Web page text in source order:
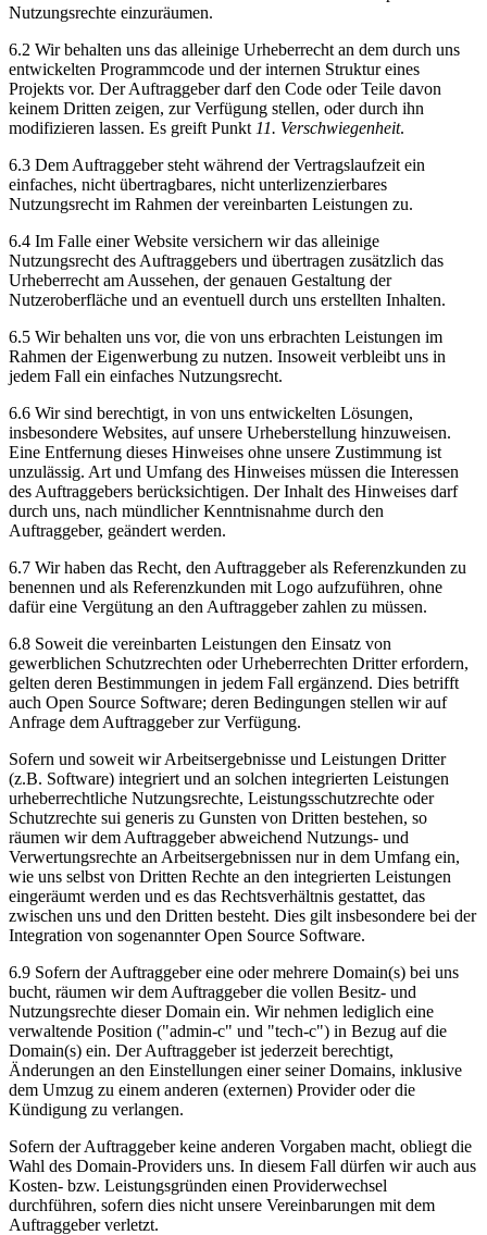
Nutzungsrechte einzuräumen.
6.2 Wir behalten uns das alleinige Urheberrecht an dem durch uns
entwickelten Programmcode und der internen Struktur eines
Projekts vor. Der Auftraggeber darf den Code oder Teile davon
keinem Dritten zeigen, zur Verfügung stellen, oder durch ihn
modifizieren lassen. Es greift Punkt 11. Verschwiegenheit.
6.3 Dem Auftraggeber steht während der Vertragslaufzeit ein
einfaches, nicht übertragbares, nicht unterlizenzierbares
Nutzungsrecht im Rahmen der vereinbarten Leistungen zu.
6.4 Im Falle einer Website versichern wir das alleinige
Nutzungsrecht des Auftraggebers und übertragen zusätzlich das
Urheberrecht am Aussehen, der genauen Gestaltung der
Nutzeroberfläche und an eventuell durch uns erstellten Inhalten.
6.5 Wir behalten uns vor, die von uns erbrachten Leistungen im
Rahmen der Eigenwerbung zu nutzen. Insoweit verbleibt uns in
jedem Fall ein einfaches Nutzungsrecht.
6.6 Wir sind berechtigt, in von uns entwickelten Lösungen,
insbesondere Websites, auf unsere Urheberstellung hinzuweisen.
Eine Entfernung dieses Hinweises ohne unsere Zustimmung ist
unzulässig. Art und Umfang des Hinweises müssen die Interessen
des Auftraggebers berücksichtigen. Der Inhalt des Hinweises darf
durch uns, nach mündlicher Kenntnisnahme durch den
Auftraggeber, geändert werden.
6.7 Wir haben das Recht, den Auftraggeber als Referenzkunden zu
benennen und als Referenzkunden mit Logo aufzuführen, ohne
dafür eine Vergütung an den Auftraggeber zahlen zu müssen.
6.8 Soweit die vereinbarten Leistungen den Einsatz von
gewerblichen Schutzrechten oder Urheberrechten Dritter erfordern,
gelten deren Bestimmungen in jedem Fall ergänzend. Dies betrifft
auch Open Source Software; deren Bedingungen stellen wir auf
Anfrage dem Auftraggeber zur Verfügung.
Sofern und soweit wir Arbeitsergebnisse und Leistungen Dritter
(z.B. Software) integriert und an solchen integrierten Leistungen
urheberrechtliche Nutzungsrechte, Leistungsschutzrechte oder
Schutzrechte sui generis zu Gunsten von Dritten bestehen, so
räumen wir dem Auftraggeber abweichend Nutzungs- und
Verwertungsrechte an Arbeitsergebnissen nur in dem Umfang ein,
wie uns selbst von Dritten Rechte an den integrierten Leistungen
eingeräumt werden und es das Rechtsverhältnis gestattet, das
zwischen uns und den Dritten besteht. Dies gilt insbesondere bei der
Integration von sogenannter Open Source Software.
6.9 Sofern der Auftraggeber eine oder mehrere Domain(s) bei uns
bucht, räumen wir dem Auftraggeber die vollen Besitz- und
Nutzungsrechte dieser Domain ein. Wir nehmen lediglich eine
verwaltende Position ("admin-c" und "tech-c") in Bezug auf die
Domain(s) ein. Der Auftraggeber ist jederzeit berechtigt,
Änderungen an den Einstellungen einer seiner Domains, inklusive
dem Umzug zu einem anderen (externen) Provider oder die
Kündigung zu verlangen.
Sofern der Auftraggeber keine anderen Vorgaben macht, obliegt die
Wahl des Domain-Providers uns. In diesem Fall dürfen wir auch aus
Kosten- bzw. Leistungsgründen einen Providerwechsel
durchführen, sofern dies nicht unsere Vereinbarungen mit dem
Auftraggeber verletzt.